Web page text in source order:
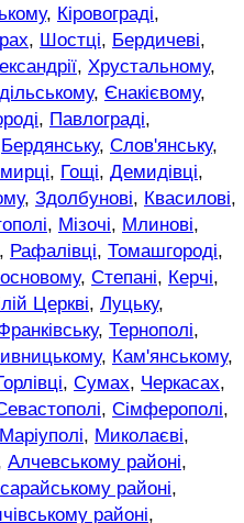
, Кіровограді,
, Шостці, Бердичеві,
, Хрустальному,
, Єнакієвому,
, Павлограді,
Бердянську, Слов'янську,
, Гощі, Демидівці,
, Здолбунові, Квасилові,
, Мізочі, Млинові,
, Рафалівці, Томашгороді,
, Степані, Керчі,
Церкві, Луцьку,
, Тернополі,
, Кам'янському,
, Сумах, Черкасах,
, Сімферополі,
Маріуполі, Миколаєві,
Алчевському районі,
районі,
районі,